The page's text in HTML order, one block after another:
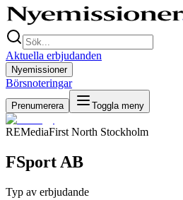
Aktuella erbjudanden
Nyemissioner
Börsnoteringar
Prenumerera Toggla meny
REMediaFirst North Stockholm
FSport AB
Typ av erbjudande